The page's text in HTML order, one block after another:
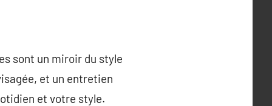
sont un miroir du style
et un entretien
et votre style.